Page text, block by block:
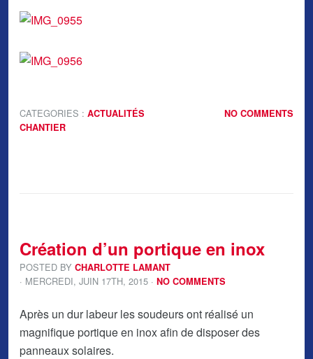
NO COMMENTS
CATEGORIES : ACTUALITÉS
CHANTIER
Création d’un portique en inox
POSTED BY CHARLOTTE LAMANT
· MERCREDI, JUIN 17TH, 2015 · NO COMMENTS
Après un dur labeur les soudeurs ont réalisé un
magnifique portique en inox afin de disposer des
panneaux solaires.